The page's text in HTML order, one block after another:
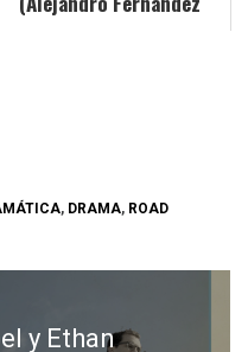
, DRAMA, ROAD
y Ethan